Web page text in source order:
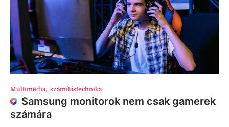
Multimédia, számítástechnika
Samsung monitorok nem csak gamerek
számára